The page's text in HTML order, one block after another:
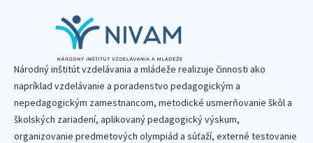
Národný inštitút vzdelávania a mládeže realizuje činnosti ako
napríklad vzdelávanie a poradenstvo pedagogickým a
nepedagogickým zamestnancom, metodické usmerňovanie škôl a
školských zariadení, aplikovaný pedagogický výskum,
organizovanie predmetových olympiád a súťaží, externé testovanie